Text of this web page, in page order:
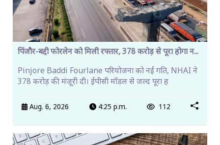
पिंजौर-बद्दी फोरलेन को मिली रफ्तार, 378 करोड़ से पूरा होगा न...
Pinjore Baddi Fourlane परियोजना को नई गति, NHAI ने
378 करोड़ की मंजूरी दी। ईपीसी मॉडल से जल्द पूरा ह
Aug. 6, 2026 4:25 p.m. 112